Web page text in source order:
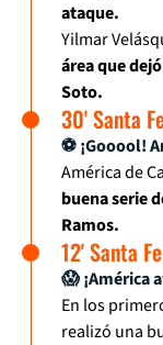
ataque.
Yilmar
área que
Soto.
30' Santa
⚽ ¡Gooool!
América de
buena serie
Ramos.
12' Santa
😱 ¡América
En los
realizó una